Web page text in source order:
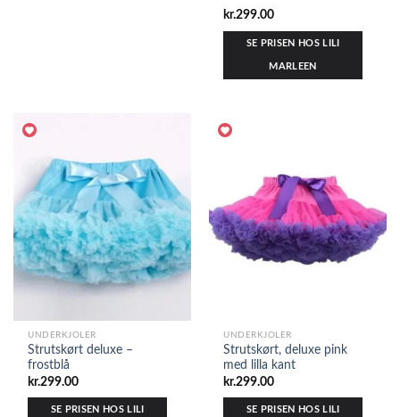
kr.299.00
SE PRISEN HOS LILI
MARLEEN
UNDERKJOLER
Strutskørt deluxe –
frostblå
kr.299.00
SE PRISEN HOS LILI
UNDERKJOLER
Strutskørt, deluxe pink
med lilla kant
kr.299.00
SE PRISEN HOS LILI